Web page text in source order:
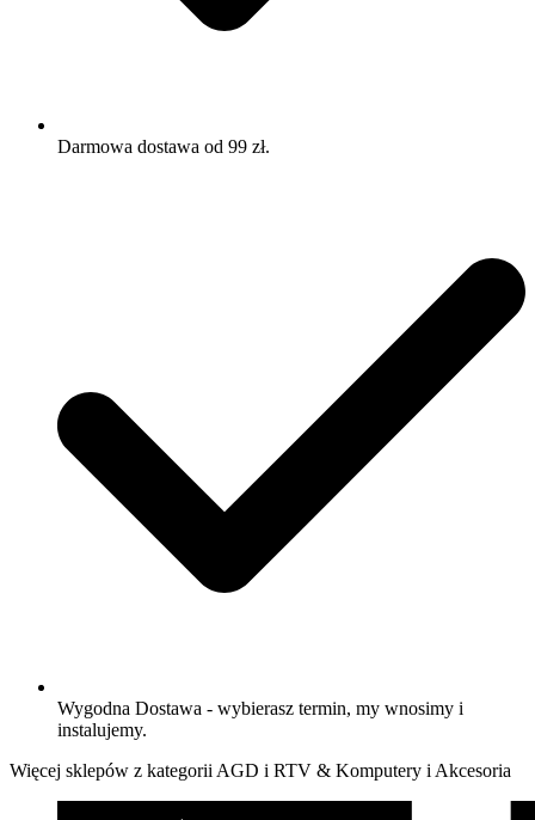
Darmowa dostawa od 99 zł.
Wygodna Dostawa - wybierasz termin, my wnosimy i
instalujemy.
Więcej sklepów z kategorii AGD i RTV & Komputery i Akcesoria